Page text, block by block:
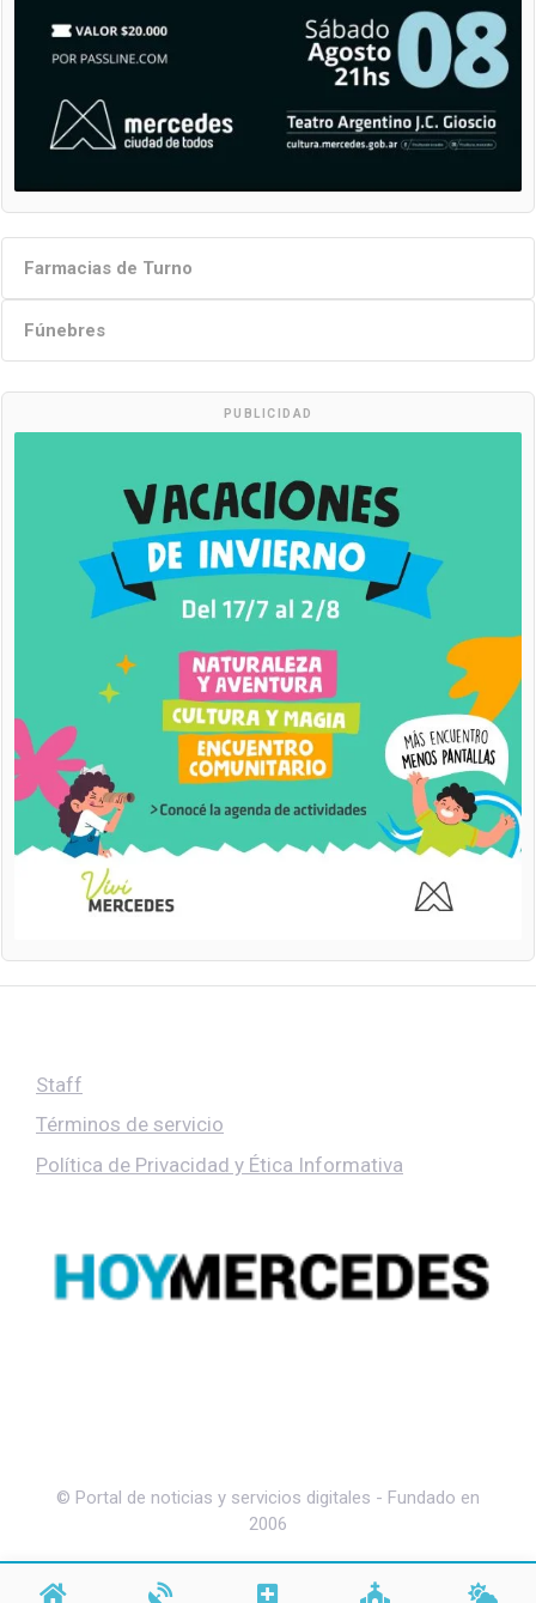
Farmacias de Turno
Fúnebres
PUBLICIDAD
Staff
Términos de servicio
Política de Privacidad y Ética Informativa
© Portal de noticias y servicios digitales - Fundado en
2006